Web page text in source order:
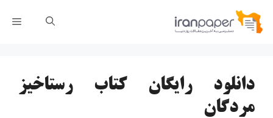
پرش
دانلود رایگان کتاب رستاخیز
مردگان